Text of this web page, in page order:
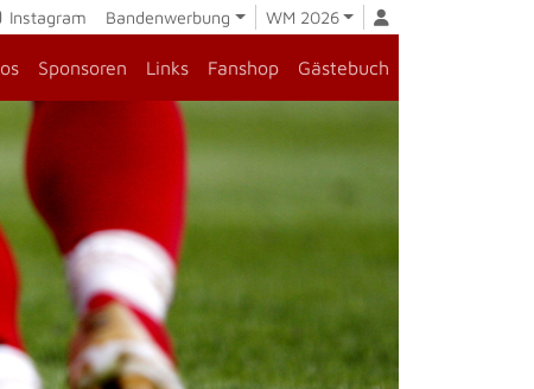
Instagram Bandenwerbung WM 2026
Sponsoren Links Fanshop Gästebuch